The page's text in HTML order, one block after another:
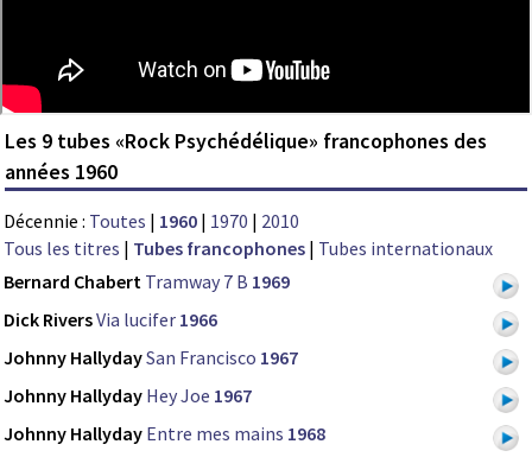
Les 9 tubes «Rock Psychédélique» francophones des
années 1960
Décennie : Toutes | 1960 | 1970 | 2010
Tous les titres | Tubes francophones | Tubes internationaux
Bernard Chabert Tramway 7 B 1969
Dick RiversVia lucifer 1966
Johnny HallydaySan Francisco 1967
Johnny Hallyday Hey Joe 1967
Johnny Hallyday Entre mes mains 1968